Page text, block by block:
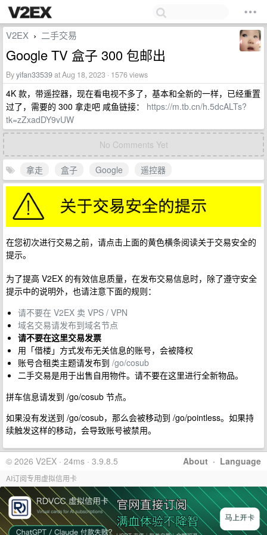
V2EX › 二手交易
Google TV 盒子 300 包邮出
Byyifan33539at Aug 18, 2023 · 1576 views
4K 款，带遥控器，现在看电视不多了，基本和全新的一样，已经重置
过了，需要的 300 拿走吧 咸鱼链接： https://m.tb.cn/h.5dcALTs?
tk=zZxadDY9vUW
No Comments Yet
拿走 盒子 Google 遥控器
在您初次进行交易之前，请点击上面的黄色横条阅读关于交易安全的
提示。
为了提高 V2EX 的有效信息质量，在发布交易信息时，除了遵守安全
提示中的说明外，也请注意下面的规则：
请不要在 V2EX 卖 VPS / VPN
域名交易请发布到域名节点
请不要在这里交易发票
用「借楼」方式发布无关信息的账号，会被降权
账号合租类主题请发布到 /go/cosub
二手交易是用于出售自用物件。请不要在这里进行全新物品。
拼车信息请发到 /go/cosub 节点。
如果没有发送到 /go/cosub，那么会被移动到 /go/pointless。如果持
续触发这样的移动，会导致账号被禁用。
About · Language
© 2026 V2EX · 24ms · 3.9.8.5
AI订阅专用虚拟信用卡